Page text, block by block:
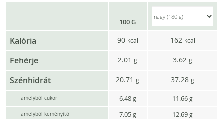
100 G
Kalória 90 kcal 162 kcal
Fehérje 2.01 g 3.62 g
Szénhidrát 20.71 g 37.28 g
amelyből cukor 6.48g 11.66g
amelyből keményítő 7.05g 12.69g